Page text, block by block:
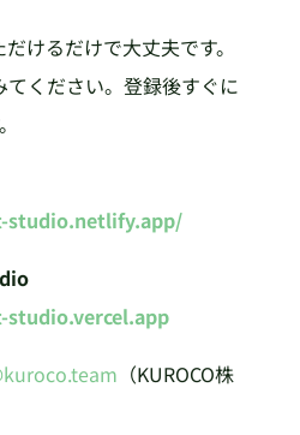
けるだけで大丈夫です。
てください。登録後すぐに
studio.netlify.app/
（KUROCO株